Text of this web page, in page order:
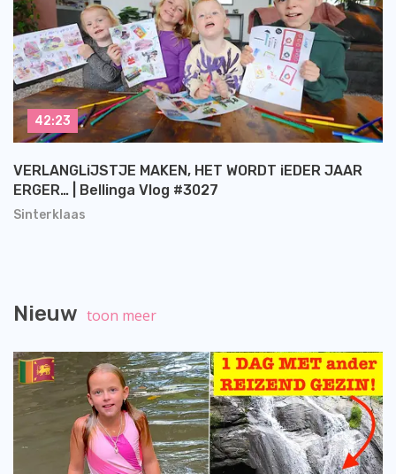
Sinterklaas
VERLANGLiJSTJE MAKEN, HET WORDT iEDER JAAR
ERGER… | Bellinga Vlog #3027
42:23
Nieuw toon meer